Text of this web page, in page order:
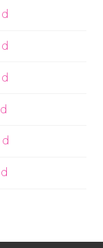
d
d
d
d
d
d